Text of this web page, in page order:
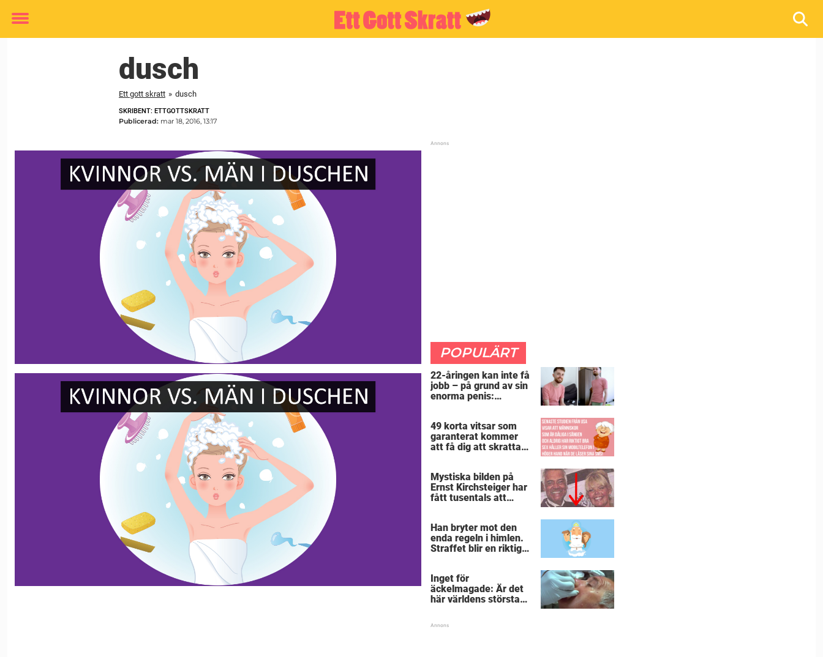
Toggle
dusch
Ett gott skratt » dusch
SKRIBENT: ETTGOTTSKRATT
Publicerad: mar 18, 2016, 13:17
POPULÄRT
22-åringen kan inte få
jobb – på grund av sin
enorma penis:
49 korta vitsar som
garanterat kommer
att få dig att skratta
Mystiska bilden på
Ernst Kirchsteiger har
fått tusentals att
Han bryter mot den
enda regeln i himlen.
Straffet blir en riktigt
Inget för
äckelmagade: Är det
här världens största